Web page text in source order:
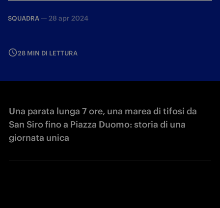
SQUADRA — 28 apr 2024
28 MIN DI LETTURA
Una parata lunga 7 ore, una marea di tifosi da
San Siro fino a Piazza Duomo: storia di una
giornata unica